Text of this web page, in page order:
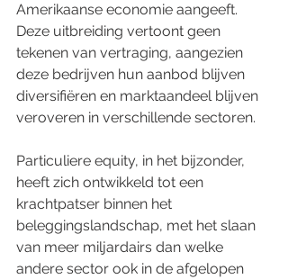
Amerikaanse economie aangeeft.
Deze uitbreiding vertoont geen
tekenen van vertraging, aangezien
deze bedrijven hun aanbod blijven
diversifiëren en marktaandeel blijven
veroveren in verschillende sectoren.
Particuliere equity, in het bijzonder,
heeft zich ontwikkeld tot een
krachtpatser binnen het
beleggingslandschap, met het slaan
van meer miljardairs dan welke
andere sector ook in de afgelopen